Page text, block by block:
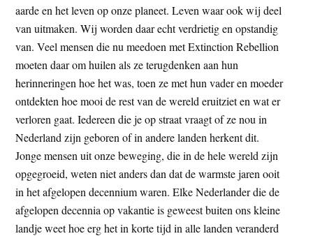
aarde en het leven op onze planeet. Leven waar ook wij deel
van uitmaken. Wij worden daar echt verdrietig en opstandig
van. Veel mensen die nu meedoen met Extinction Rebellion
moeten daar om huilen als ze terugdenken aan hun
herinneringen hoe het was, toen ze met hun vader en moeder
ontdekten hoe mooi de rest van de wereld eruitziet en wat er
verloren gaat. Iedereen die je op straat vraagt of ze nou in
Nederland zijn geboren of in andere landen herkent dit.
Jonge mensen uit onze beweging, die in de hele wereld zijn
opgegroeid, weten niet anders dan dat de warmste jaren ooit
in het afgelopen decennium waren. Elke Nederlander die de
afgelopen decennia op vakantie is geweest buiten ons kleine
landje weet hoe erg het in korte tijd in alle landen veranderd